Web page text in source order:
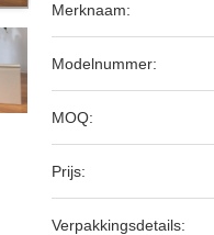
Merknaam:
Modelnummer:
MOQ:
Prijs:
Verpakkingsdetails: